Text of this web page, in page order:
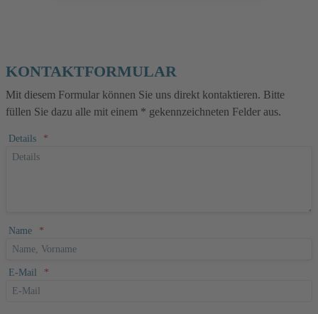
KONTAKTFORMULAR
Mit diesem Formular können Sie uns direkt kontaktieren. Bitte
füllen Sie dazu alle mit einem * gekennzeichneten Felder aus.
Details
Name
E-Mail